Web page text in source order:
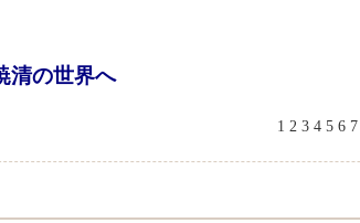
清の世界へ
1 2 3 4 5 6 7